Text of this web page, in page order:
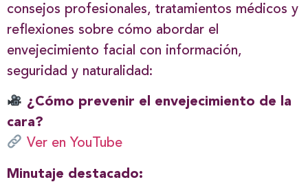
consejos profesionales, tratamientos médicos y
reflexiones sobre cómo abordar el
envejecimiento facial con información,
seguridad y naturalidad:
¿Cómo prevenir el envejecimiento de la
cara?
Ver en YouTube
Minutaje destacado: